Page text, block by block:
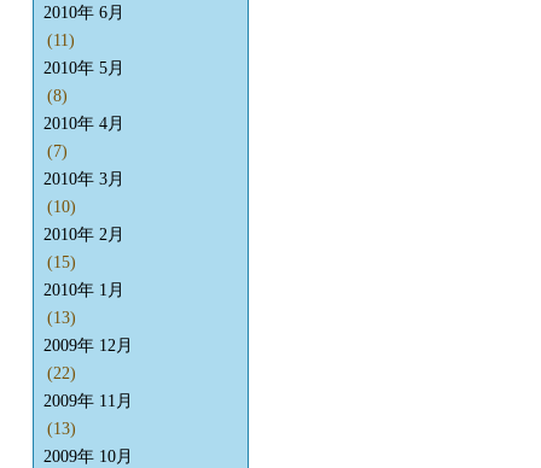
2010年 6月
(11)
2010年 5月
(8)
2010年 4月
(7)
2010年 3月
(10)
2010年 2月
(15)
2010年 1月
(13)
2009年 12月
(22)
2009年 11月
(13)
2009年 10月